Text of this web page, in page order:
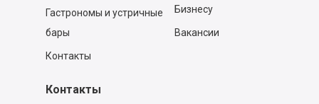
Гастрономы и устричные
бары
Контакты
Бизнесу
Вакансии
Контакты